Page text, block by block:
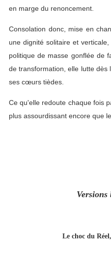
en marge du renoncement.
Consolation donc, mise en
une dignité solitaire et
politique de masse gonflée de
de transformation, elle lutte
ses cœurs tièdes.
Ce qu'elle redoute chaque fois
plus assourdissant encore que
Le choc du